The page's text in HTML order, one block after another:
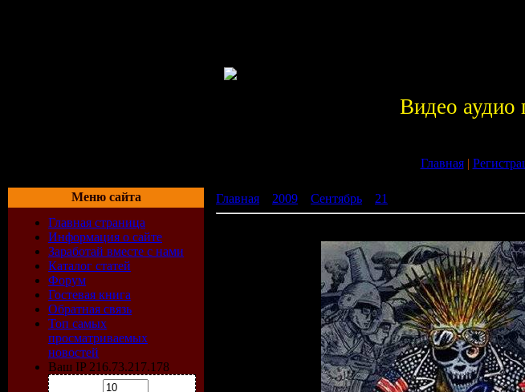
Видео аудио
Главная|
Меню сайта
Главная страница
Информация о сайте
Заработай вместе с нами
Каталог статей
Форум
Гостевая книга
Обратная связь
Топ самых
просматриваемых
новостей
Ваш IP 216.73.217.178
Главная 2009 Сентябрь 21